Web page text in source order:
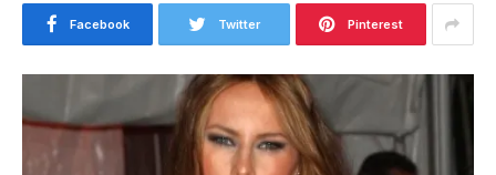
Facebook Twitter Pinterest